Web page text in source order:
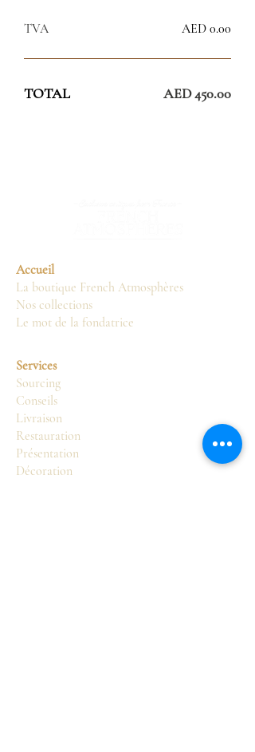
TVA AED 0.00
TOTAL AED 450.00
Accueil
La boutique French Atmosphères
Nos collections
Le mot de la fondatrice
Services
Sourcing
Conseils
Livraison
Restauration
Présentation
Décoration